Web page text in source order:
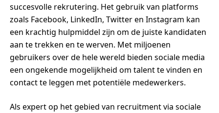
succesvolle rekrutering. Het gebruik van platforms
zoals Facebook, LinkedIn, Twitter en Instagram kan
een krachtig hulpmiddel zijn om de juiste kandidaten
aan te trekken en te werven. Met miljoenen
gebruikers over de hele wereld bieden sociale media
een ongekende mogelijkheid om talent te vinden en
contact te leggen met potentiële medewerkers.
Als expert op het gebied van recruitment via sociale